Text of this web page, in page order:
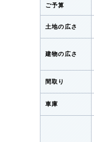
ご予算
土地の広さ
建物の広さ
間取り
車庫